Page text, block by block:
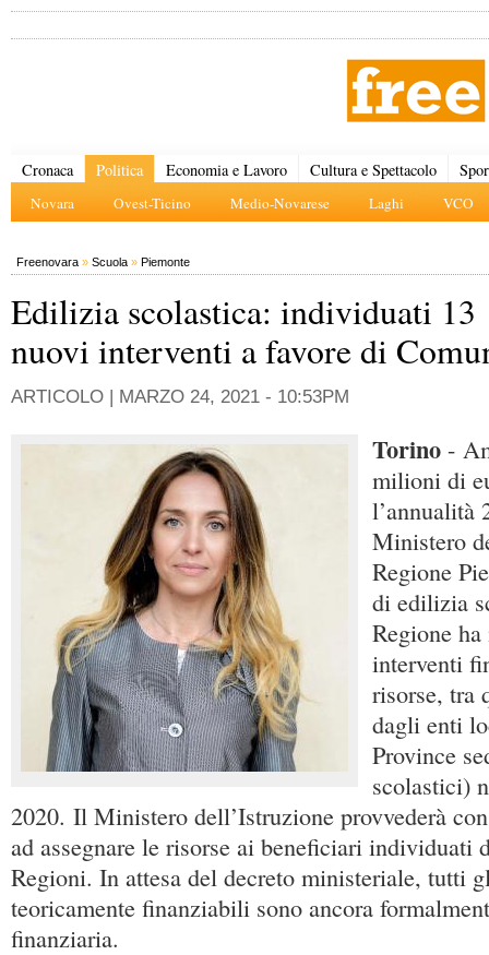
Cronaca Politica
Novara Ovest-Ticino Medio-Novarese Laghi VCO
Economia e Lavoro Cultura e Spettacolo
Freenovara » Scuola » Piemonte
Edilizia scolastica: individuati 13
nuovi interventi a favore di
ARTICOLO | MARZO 24, 2021 - 10:53PM
Torino -
milioni di
l’annualità
Ministero
Regione
di edilizia
Regione
interventi
risorse, tra
dagli enti
Province
scolastici)
2020. Il Ministero dell’Istruzione provvederà
ad assegnare le risorse ai beneficiari individuati
Regioni. In attesa del decreto ministeriale, tutti
teoricamente finanziabili sono ancora
finanziaria.